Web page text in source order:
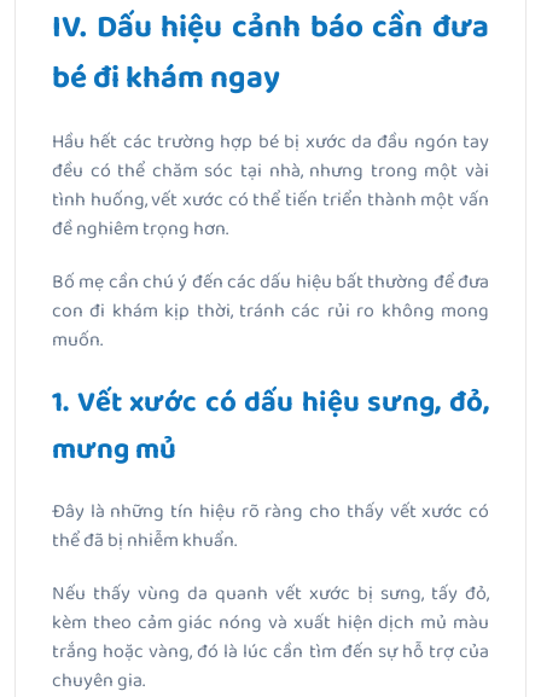
IV. Dấu hiệu cảnh báo cần đưa
bé đi khám ngay
Hầu hết các trường hợp bé bị xước da đầu ngón tay
đều có thể chăm sóc tại nhà, nhưng trong một vài
tình huống, vết xước có thể tiến triển thành một vấn
đề nghiêm trọng hơn.
Bố mẹ cần chú ý đến các dấu hiệu bất thường để đưa
con đi khám kịp thời, tránh các rủi ro không mong
muốn.
1. Vết xước có dấu hiệu sưng, đỏ,
mưng mủ
Đây là những tín hiệu rõ ràng cho thấy vết xước có
thể đã bị nhiễm khuẩn.
Nếu thấy vùng da quanh vết xước bị sưng, tấy đỏ,
kèm theo cảm giác nóng và xuất hiện dịch mủ màu
trắng hoặc vàng, đó là lúc cần tìm đến sự hỗ trợ của
chuyên gia.